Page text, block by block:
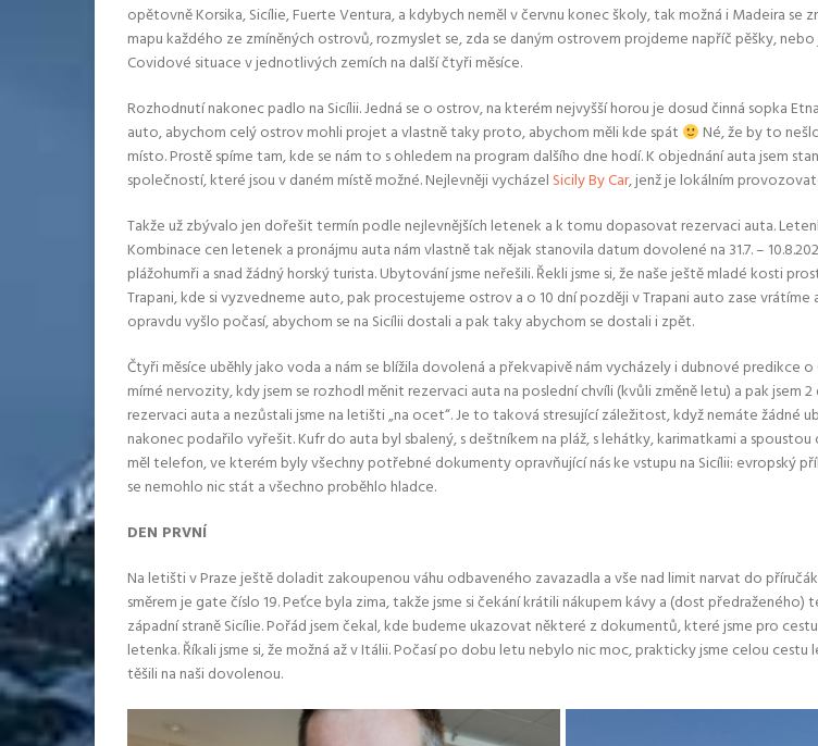
opětovně Korsika, Sicílie, Fuerte Ventura, a kdybych neměl v červnu konec školy, tak možná i Madeira
mapu každého ze zmíněných ostrovů, rozmyslet se, zda se daným ostrovem projdeme napříč pěšky,
Covidové situace v jednotlivých zemích na další čtyři měsíce.
Rozhodnutí nakonec padlo na Sicílii. Jedná se o ostrov, na kterém nejvyšší horou je dosud činná sopka
auto, abychom celý ostrov mohli projet a vlastně taky proto, abychom měli kde spát
Né, že by to
místo. Prostě spíme tam, kde se nám to s ohledem na program dalšího dne hodí. K objednání auta jsem
společností, které jsou v daném místě možné. Nejlevněji vycházel Sicily By Car, jenž je lokálním
Takže už zbývalo jen dořešit termín podle nejlevnějších letenek a k tomu dopasovat rezervaci auta.
Kombinace cen letenek a pronájmu auta nám vlastně tak nějak stanovila datum dovolené na 31.7. –
plážohumři a snad žádný horský turista. Ubytování jsme neřešili. Řekli jsme si, že naše ještě mladé kosti
Trapani, kde si vyzvedneme auto, pak procestujeme ostrov a o 10 dní později v Trapani auto zase
opravdu vyšlo počasí, abychom se na Sicílii dostali a pak taky abychom se dostali i zpět.
Čtyři měsíce uběhly jako voda a nám se blížila dovolená a překvapivě nám vycházely i dubnové predikce
mírné nervozity, kdy jsem se rozhodl měnit rezervaci auta na poslední chvíli (kvůli změně letu) a pak jsem
rezervaci auta a nezůstali jsme na letišti „na ocet“. Je to taková stresující záležitost, když nemáte
nakonec podařilo vyřešit. Kufr do auta byl sbalený, s deštníkem na pláž, s lehátky, karimatkami a
měl telefon, ve kterém byly všechny potřebné dokumenty opravňující nás ke vstupu na Sicílii:
se nemohlo nic stát a všechno proběhlo hladce.
DEN PRVNÍ
Na letišti v Praze ještě doladit zakoupenou váhu odbaveného zavazadla a vše nad limit narvat do
směrem je gate číslo 19. Peťce byla zima, takže jsme si čekání krátili nákupem kávy a (dost
západní straně Sicílie. Pořád jsem čekal, kde budeme ukazovat některé z dokumentů, které jsme pro
letenka. Říkali jsme si, že možná až v Itálii. Počasí po dobu letu nebylo nic moc, prakticky jsme celou
těšili na naši dovolenou.